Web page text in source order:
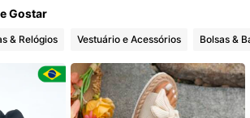
134 Seguidores
134 Seguidores
134 Seguidores
Gostar
& Relógios Vestuário e Acessórios Bolsas &